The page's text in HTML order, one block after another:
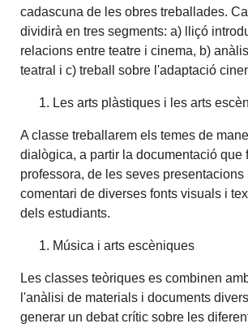
cadascuna de les obres treballades.
dividirà en tres segments: a) lliçó
relacions entre teatre i cinema, b)
teatral i c) treball sobre l'adaptació
Les arts plàstiques i les arts
A classe treballarem els temes de
dialògica, a partir la documentació que
professora, de les seves presentacions
comentari de diverses fonts visuals i
dels estudiants.
Música i arts escèniques
Les classes teòriques es combinen
l'anàlisi de materials i documents
generar un debat crític sobre les